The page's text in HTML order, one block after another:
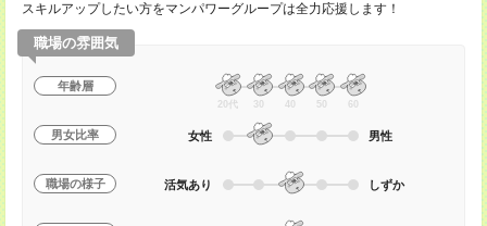
スキルアップしたい方をマンパワーグループは全力応援します！
職場の雰囲気
年齢層
20代 30 40 50 60
男女比率 女性 男性
職場の様子 活気あり しずか